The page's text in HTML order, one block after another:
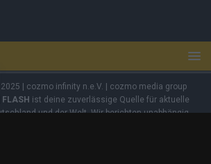
| cozmo infinity n.e.V. | cozmo media group
FLASH ist deine zuverlässige Quelle für aktuelle
und der Welt. Wir berichten unabhängig,